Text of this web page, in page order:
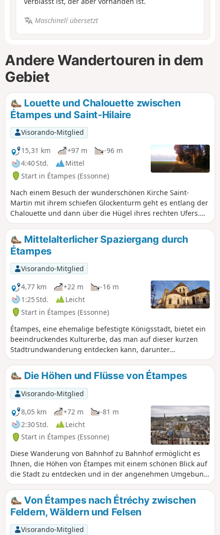
Maschinell übersetzt
Andere Wandertouren in dem
Gebiet
Louette und Chalouette zwischen
Étampes und Saint-Hilaire
Visorando-Mitglied
15,31 km
+97 m
-96 m
4:40 Std.
Mittel
Start in Étampes (Essonne)
Nach einem Besuch der wunderschönen Kirche Saint-
Martin mit ihrem schiefen Glockenturm geht es entlang der
Chalouette und dann über die Hügel ihres rechten Ufers.
Die Durchquerung der Dörfer Chalo-Saint-Mars und Saint-
Hilaire bietet schöne Einblicke in das kulturelle Erbe. Der
Rückweg verläuft hauptsächlich auf einem Radweg in der
Nähe der Louette.
Mittelalterlicher Spaziergang durch
Étampes
Visorando-Mitglied
4,77 km
+22 m
-16 m
1:25 Std.
Leicht
Start in Étampes (Essonne)
Étampes, eine ehemalige befestigte Königsstadt, bietet ein
beeindruckendes Kulturerbe, das man auf dieser kurzen
Stadtrundwanderung entdecken kann, darunter
insbesondere vier wunderschöne gotische Kirchen,
darunter die Kirche Saint-Martin mit ihrem schiefen
Glockenturm, der an den Schiefen Turm von Pisa erinnert.
Die Höhen und Flüsse von Étampes
Visorando-Mitglied
8,05 km
+72 m
-81 m
2:30 Std.
Leicht
Start in Étampes (Essonne)
Diese Wanderung von Bahnhof zu Bahnhof ermöglicht es
Ihnen, die Höhen von Étampes mit einem schönen Blick auf
die Stadt zu entdecken und in der angenehmen Umgebung
der Täler der Louette und der Chalouette zu wandern. Sie
können diese Wanderung fortsetzen, indem Sie zum
Ausgangsbahnhof zurückkehren (1,8 km weiter) und die
Gelegenheit nutzen, diese kleine Stadt zu besuchen, die es
verdient hat.
Von Étampes nach Étréchy zwischen
Feldern, Wäldern und Felsen
Visorando-Mitglied